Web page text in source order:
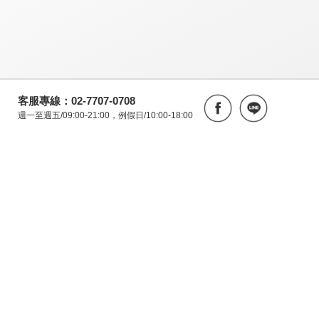
客服專線：02-7707-0708
週一至週五/09:00-21:00，例假日/10:00-18:00